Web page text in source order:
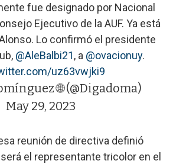
fue designado por Nacional
Ejecutivo de la AUF. Ya está
Lo confirmó el presidente
@AleBalbi21, a @ovacionuy.
uz63vwjki9
🌐 (@Digadoma)
May 29, 2023
reunión de directiva definió
el representante tricolor en el